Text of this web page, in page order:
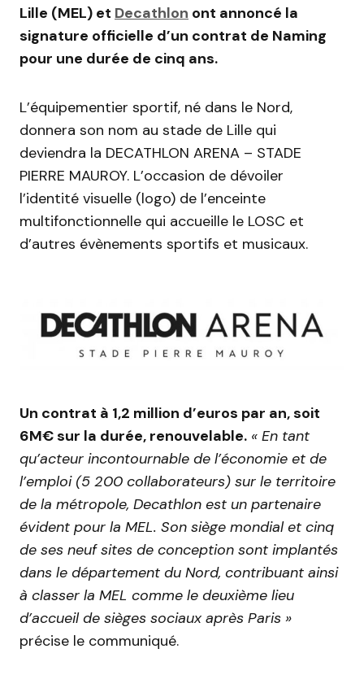
Lille (MEL) et Decathlon ont annoncé la
signature officielle d’un contrat de Naming
pour une durée de cinq ans.
L’équipementier sportif, né dans le Nord,
donnera son nom au stade de Lille qui
deviendra la DECATHLON ARENA – STADE
PIERRE MAUROY. L’occasion de dévoiler
l’identité visuelle (logo) de l’enceinte
multifonctionnelle qui accueille le LOSC et
d’autres évènements sportifs et musicaux.
Un contrat à 1,2 million d’euros par an, soit
6M€ sur la durée, renouvelable. « En tant
qu’acteur incontournable de l’économie et de
l’emploi (5 200 collaborateurs) sur le territoire
de la métropole, Decathlon est un partenaire
évident pour la MEL. Son siège mondial et cinq
de ses neuf sites de conception sont implantés
dans le département du Nord, contribuant ainsi
à classer la MEL comme le deuxième lieu
d’accueil de sièges sociaux après Paris »
précise le communiqué.